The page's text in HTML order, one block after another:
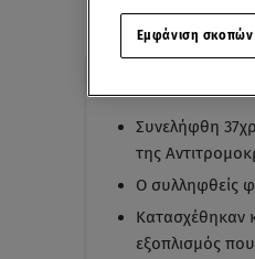
Συνελήφθη
της
Ο συλληφθείς
Κατασχέθηκαν
εξοπλισμός
Εμφάνιση σκοπών